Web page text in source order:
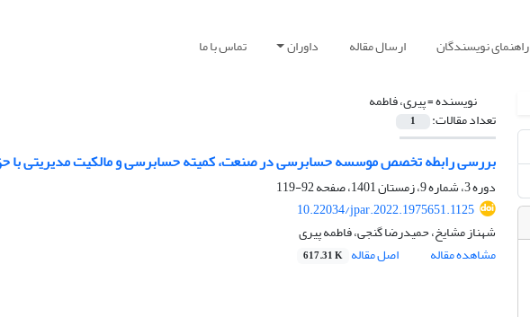
راهنمای نویسندگان ارسال مقاله داوران تماس با ما
نویسنده =پیری، فاطمه
تعداد مقالات: 1
بررسی رابطه تخصص موسسه حسابرسی در صنعت، کمیته حسابرسی و مالکیت مدیریتی با
دوره 3، شماره 9، زمستان 1401، صفحه
92-119
10.22034/jpar.2022.1975651.1125
شهناز مشایخ، حمیدرضا گنجی، فاطمه پیری
مشاهده مقاله
اصل مقاله 617.31 K